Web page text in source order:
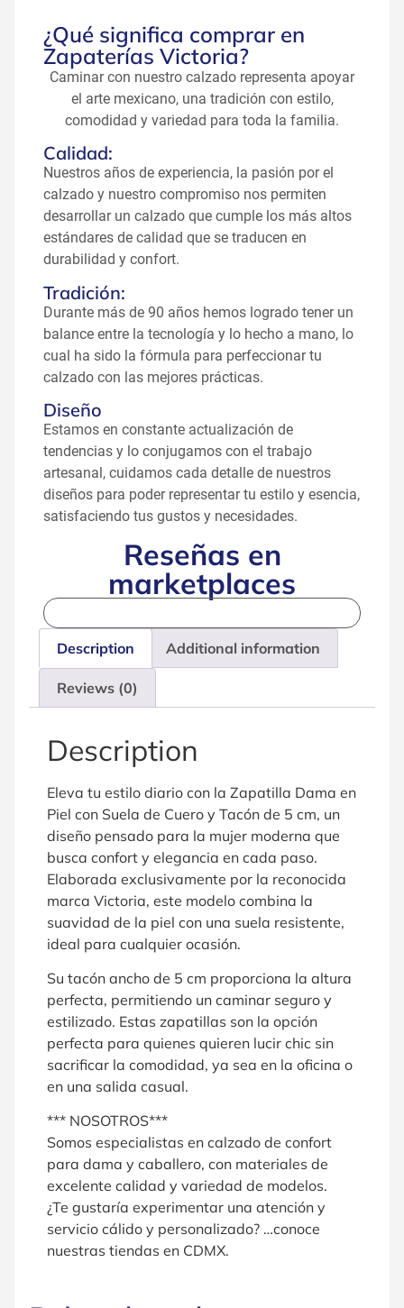
¿Qué significa comprar en
Zapaterías Victoria?
Caminar con nuestro calzado representa apoyar
el arte mexicano, una tradición con estilo,
comodidad y variedad para toda la familia.
Calidad:
Nuestros años de experiencia, la pasión por el
calzado y nuestro compromiso nos permiten
desarrollar un calzado que cumple los más altos
estándares de calidad que se traducen en
durabilidad y confort.
Tradición:
Durante más de 90 años hemos logrado tener un
balance entre la tecnología y lo hecho a mano, lo
cual ha sido la fórmula para perfeccionar tu
calzado con las mejores prácticas.
Diseño
Estamos en constante actualización de
tendencias y lo conjugamos con el trabajo
artesanal, cuidamos cada detalle de nuestros
diseños para poder representar tu estilo y esencia,
satisfaciendo tus gustos y necesidades.
Reseñas en
marketplaces
Description Additional information
Reviews (0)
Description
Eleva tu estilo diario con la Zapatilla Dama en
Piel con Suela de Cuero y Tacón de 5 cm, un
diseño pensado para la mujer moderna que
busca confort y elegancia en cada paso.
Elaborada exclusivamente por la reconocida
marca Victoria, este modelo combina la
suavidad de la piel con una suela resistente,
ideal para cualquier ocasión.
Su tacón ancho de 5 cm proporciona la altura
perfecta, permitiendo un caminar seguro y
estilizado. Estas zapatillas son la opción
perfecta para quienes quieren lucir chic sin
sacrificar la comodidad, ya sea en la oficina o
en una salida casual.
*** NOSOTROS***
Somos especialistas en calzado de confort
para dama y caballero, con materiales de
excelente calidad y variedad de modelos.
¿Te gustaría experimentar una atención y
servicio cálido y personalizado? …conoce
nuestras tiendas en CDMX.